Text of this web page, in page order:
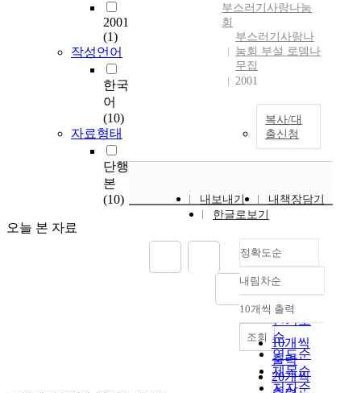
2001
(1)
작성언어
한국
어
(10)
자료형태
단행
본
(10)
오늘 본 자료
부스러기사랑나눔
회
부스러기사랑나
눔회 부설 로뎀나
무집
2001
복사/대
출신청
내보내기
내책장담기
한글로보기
정확도순
정확도
순
인기도
순
연도순
제목순
저자순
내림차순
내림차순
10개씩 출력
10개씩
출력
20개씩
조회